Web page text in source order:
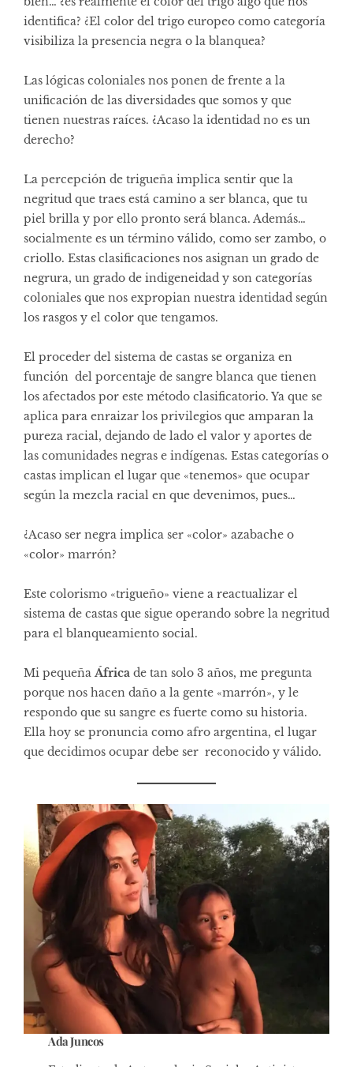
identifica? ¿El color del trigo europeo como categoría
visibiliza la presencia negra o la blanquea?
Las lógicas coloniales nos ponen de frente a la
unificación de las diversidades que somos y que
tienen nuestras raíces. ¿Acaso la identidad no es un
derecho?
La percepción de trigueña implica sentir que la
negritud que traes está camino a ser blanca, que tu
piel brilla y por ello pronto será blanca. Además…
socialmente es un término válido, como ser zambo, o
criollo. Estas clasificaciones nos asignan un grado de
negrura, un grado de indigeneidad y son categorías
coloniales que nos expropian nuestra identidad según
los rasgos y el color que tengamos.
El proceder del sistema de castas se organiza en
función del porcentaje de sangre blanca que tienen
los afectados por este método clasificatorio. Ya que se
aplica para enraizar los privilegios que amparan la
pureza racial, dejando de lado el valor y aportes de
las comunidades negras e indígenas. Estas categorías o
castas implican el lugar que «tenemos» que ocupar
según la mezcla racial en que devenimos, pues…
¿Acaso ser negra implica ser «color» azabache o
«color» marrón?
Este colorismo «trigueño» viene a reactualizar el
sistema de castas que sigue operando sobre la negritud
para el blanqueamiento social.
Mi pequeña África de tan solo 3 años, me pregunta
porque nos hacen daño a la gente «marrón», y le
respondo que su sangre es fuerte como su historia.
Ella hoy se pronuncia como afro argentina, el lugar
que decidimos ocupar debe ser reconocido y válido.
Ada Juncos